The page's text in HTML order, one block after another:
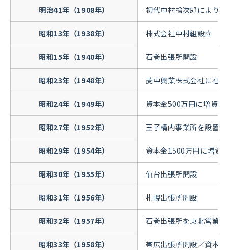
明治41年（1908年） 初代中村捨次郎により
昭和13年（1938年） 株式会社中村組設立
昭和15年（1940年） 石巻出張所開設
昭和23年（1948年） 菱中興業株式会社に社
昭和24年（1949年） 資本金500万円に増資
昭和27年（1952年） 王子構内事業所を設置
昭和29年（1954年） 資本金1500万円に増資
昭和30年（1955年） 仙台出張所開設
昭和31年（1956年） 札幌出張所開設
昭和32年（1957年） 石巻出張所を東北営業
昭和33年（1958年） 帯広出張所開設／資本